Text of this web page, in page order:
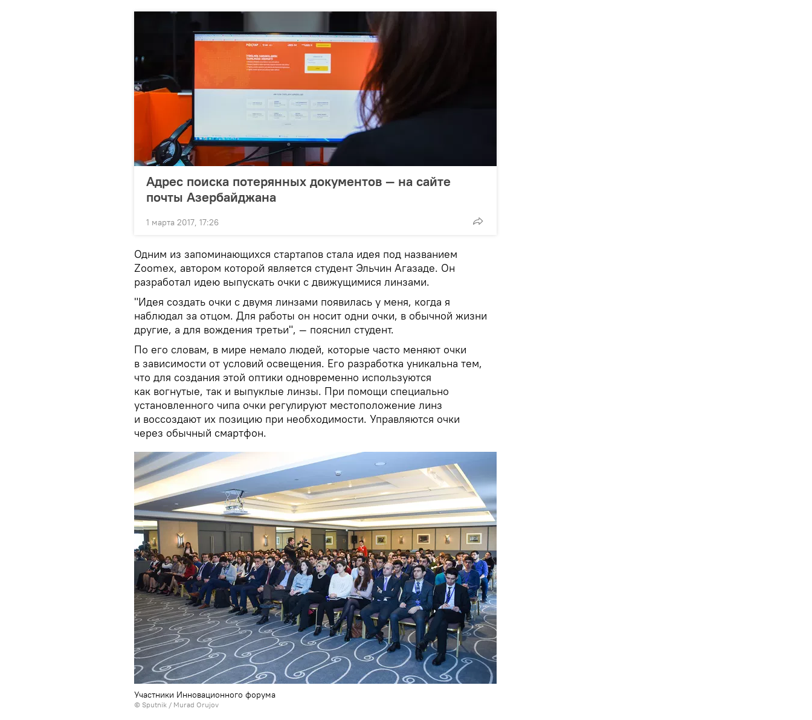
Адрес поиска потерянных документов — на сайте
почты Азербайджана
1 марта 2017, 17:26
Одним из запоминающихся стартапов стала идея под названием
Zoomex, автором которой является студент Эльчин Агазаде. Он
разработал идею выпускать очки с движущимися линзами.
"Идея создать очки с двумя линзами появилась у меня, когда я
наблюдал за отцом. Для работы он носит одни очки, в обычной жизни
другие, а для вождения третьи", — пояснил студент.
По его словам, в мире немало людей, которые часто меняют очки
в зависимости от условий освещения. Его разработка уникальна тем,
что для создания этой оптики одновременно используются
как вогнутые, так и выпуклые линзы. При помощи специально
установленного чипа очки регулируют местоположение линз
и воссоздают их позицию при необходимости. Управляются очки
через обычный смартфон.
Участники Инновационного форума
© Sputnik / Murad Orujov